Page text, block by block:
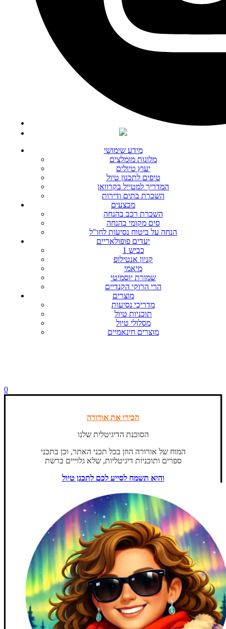
מידע שימושי
מלונות מומלצים
יעוץ טיולים
טיפים לתכנון טיול
המדריך למטייל בקרוואן
השכרת בתים ודירות
מבצעים
השכרת רכב בהנחה
סים מקומי בהנחה
הנחה על ביטוח נסיעות לחו"ל
יעדים פופולאריים
כביש 1
קניון אנטילופ
מיאמי
שמורת יוסמיטי
הרי הרוקי הקנדיים
מוצרים
מדריכי נסיעות
תוכניות טיול
מסלולי טיול
מוצרים חינאמיים
0
הכירו את אורורה
הסוכנת הדיגיטלית שלנו
המוח של אורורה הוזן בכל תכני האתר, וכן בתכני
ספרים ותוכניות דיגיטליות, שלא גלוייים ברשת
והיא תשמח לסייע לכם לתכנן טיול